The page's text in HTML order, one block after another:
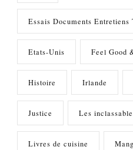
Essais Documents
Etats-Unis Feel Good
Histoire Irlande
Justice Les
Livres de cuisine